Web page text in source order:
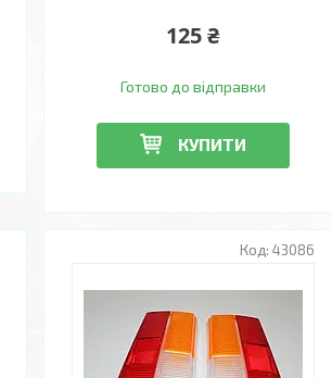
125 ₴
Готово до відправки
КУПИТИ
43086